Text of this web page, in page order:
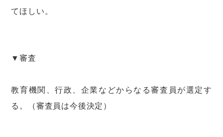
てほしい。
▼審査
教育機関、行政、企業などからなる審査員が選定す
る。（審査員は今後決定）